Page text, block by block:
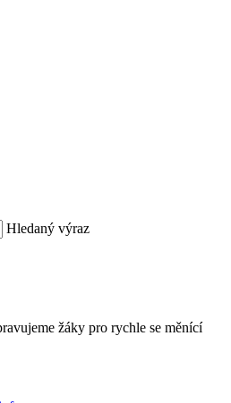
Hledaný výraz
žáky pro rychle se měnící